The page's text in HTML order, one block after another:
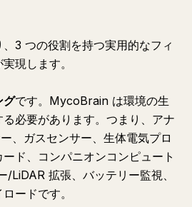
3 つの役割を持つ実用的なフィ
現します。
グです。MycoBrain は環境の生
必要があります。つまり、アナ
、ガスセンサー、生体電気プロ
ド、コンパニオンコンピュート
/LiDAR 拡張、バッテリー監視、
ードです。